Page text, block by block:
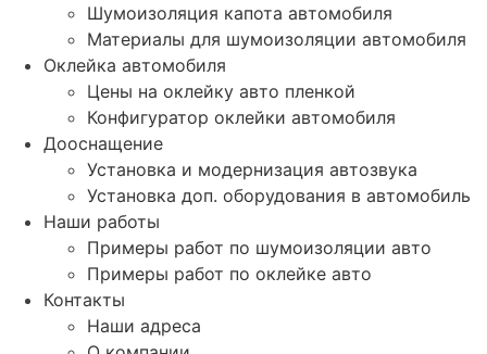
Шумоизоляция капота автомобиля
Материалы для шумоизоляции автомобиля
Оклейка автомобиля
Цены на оклейку авто пленкой
Конфигуратор оклейки автомобиля
Дооснащение
Установка и модернизация автозвука
Установка доп. оборудования в автомобиль
Наши работы
Примеры работ по шумоизоляции авто
Примеры работ по оклейке авто
Контакты
Наши адреса